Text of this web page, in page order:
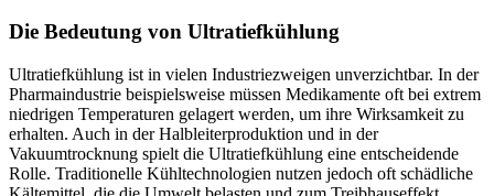
Die Bedeutung von Ultratiefkühlung
Ultratiefkühlung ist in vielen Industriezweigen unverzichtbar. In der
Pharmaindustrie beispielsweise müssen Medikamente oft bei extrem
niedrigen Temperaturen gelagert werden, um ihre Wirksamkeit zu
erhalten. Auch in der Halbleiterproduktion und in der
Vakuumtrocknung spielt die Ultratiefkühlung eine entscheidende
Rolle. Traditionelle Kühltechnologien nutzen jedoch oft schädliche